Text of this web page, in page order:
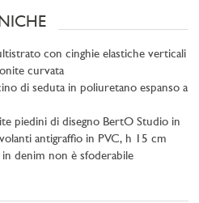
con cinghie elastiche verticali
curvata
di seduta in poliuretano espanso a
piedini di disegno BertO Studio in
antigraffio in PVC, h 15 cm
denim non è sfoderabile